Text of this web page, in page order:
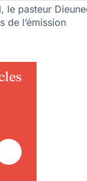
le pasteur
de l’émission